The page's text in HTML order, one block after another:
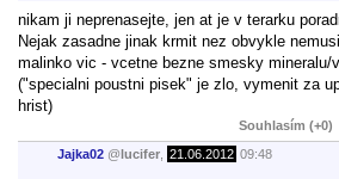
nikam ji neprenasejte, jen at je v terarku
Nejak zasadne jinak krmit nez obvykle
malinko vic - vcetne bezne smesky mineralu/
("specialni poustni pisek" je zlo, vymenit za
hrist)
Souhlasím (+0)
Jajka02 @lucifer 21.06.2012 09:48